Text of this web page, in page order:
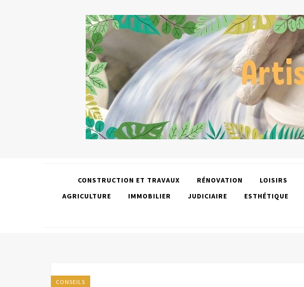
CONSTRUCTION ET TRAVAUX RÉNOVATION LOISIRS
AGRICULTURE
IMMOBILIER JUDICIAIRE ESTHÉTIQUE
CONSEILS